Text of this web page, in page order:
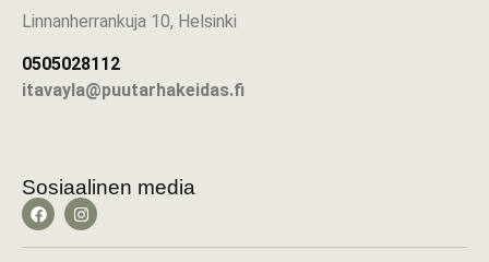
Linnanherrankuja 10, Helsinki
0505028112
itavayla@puutarhakeidas.fi
Sosiaalinen media